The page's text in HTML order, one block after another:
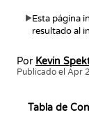
▶Esta página
resultado al
Por Kevin
Publicado el Apr
Tabla de